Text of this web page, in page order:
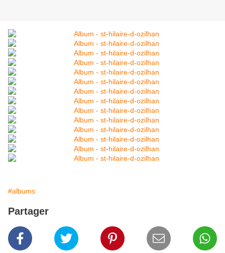
#albums
Partager